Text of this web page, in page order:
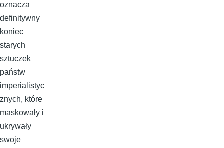
oznacza
definitywny
koniec
starych
sztuczek
państw
imperialistyc
znych, które
maskowały i
ukrywały
swoje